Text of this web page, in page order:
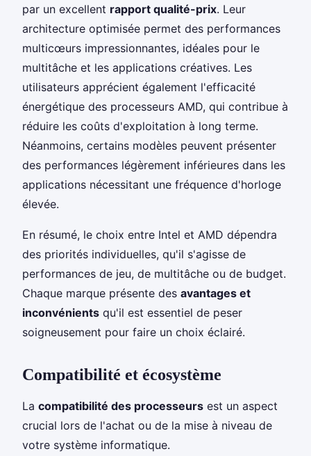
par un excellent rapport qualité-prix. Leur
architecture optimisée permet des performances
multicœurs impressionnantes, idéales pour le
multitâche et les applications créatives. Les
utilisateurs apprécient également l'efficacité
énergétique des processeurs AMD, qui contribue à
réduire les coûts d'exploitation à long terme.
Néanmoins, certains modèles peuvent présenter
des performances légèrement inférieures dans les
applications nécessitant une fréquence d'horloge
élevée.
En résumé, le choix entre Intel et AMD dépendra
des priorités individuelles, qu'il s'agisse de
performances de jeu, de multitâche ou de budget.
Chaque marque présente des avantages et
inconvénients qu'il est essentiel de peser
soigneusement pour faire un choix éclairé.
Compatibilité et écosystème
La compatibilité des processeurs est un aspect
crucial lors de l'achat ou de la mise à niveau de
votre système informatique.